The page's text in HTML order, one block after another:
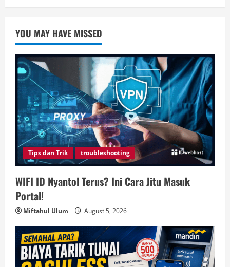
YOU MAY HAVE MISSED
Tips dan Trik troubleshooting
WIFI ID Nyantol Terus? Ini Cara Jitu Masuk
Portal!
Miftahul Ulum August 5, 2026